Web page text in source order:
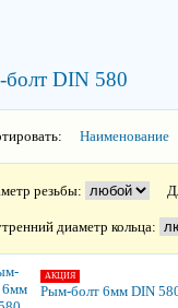
DIN 580
Наименование
резьбы:
диаметр кольца:
АКЦИЯ
Рым-болт 6мм DIN